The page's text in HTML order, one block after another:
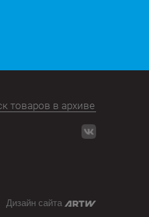
Дизайн сайта